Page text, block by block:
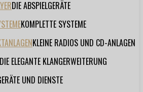
DIE ABSPIELGERÄTE
KOMPLETTE SYSTEME
KLEINE RADIOS UND CD-ANLAGEN
DIE ELEGANTE KLANGERWEITERUNG
UND DIENSTE